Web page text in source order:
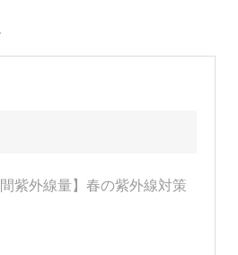
紫外線量】春の紫外線対策